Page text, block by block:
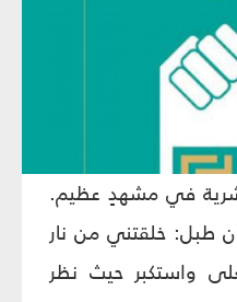
في مشهدٍ عظيم.
طبل: خلقتني من نار
واستكبر حيث نظر